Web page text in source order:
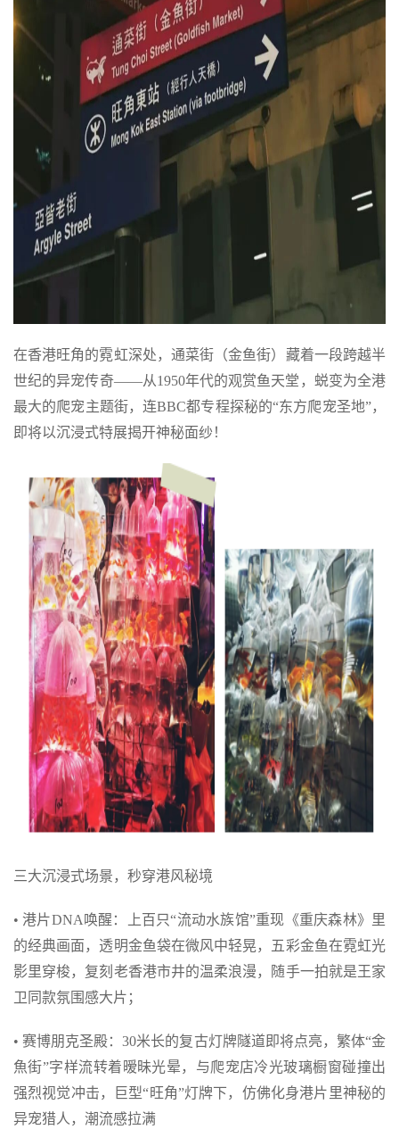
在香港旺角的霓虹深处，通菜街（金鱼街）藏着一段跨越半
世纪的异宠传奇——从1950年代的观赏鱼天堂，蜕变为全港
最大的爬宠主题街，连BBC都专程探秘的“东方爬宠圣地”，
即将以沉浸式特展揭开神秘面纱！
三大沉浸式场景，秒穿港风秘境
• 港片DNA唤醒：上百只“流动水族馆”重现《重庆森林》里
的经典画面，透明金鱼袋在微风中轻晃，五彩金鱼在霓虹光
影里穿梭，复刻老香港市井的温柔浪漫，随手一拍就是王家
卫同款氛围感大片；
• 赛博朋克圣殿：30米长的复古灯牌隧道即将点亮，繁体“金
魚街”字样流转着暧昧光晕，与爬宠店冷光玻璃橱窗碰撞出
强烈视觉冲击，巨型“旺角”灯牌下，仿佛化身港片里神秘的
异宠猎人，潮流感拉满